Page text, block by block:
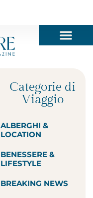
Categorie di
Viaggio
ALBERGHI &
LOCATION
BENESSERE &
LIFESTYLE
BREAKING NEWS